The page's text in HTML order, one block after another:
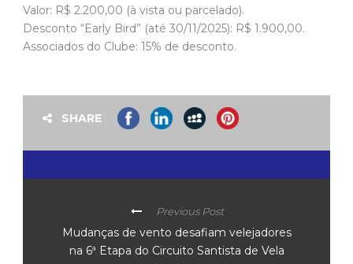
Valor: R$ 2.200,00 (à vista ou parcelado).
Desconto “Early Bird” (até 30/11/2025): R$ 1.900,00.
Associados do Clube: 15% de desconto.
SHARE
Previous Post
Mudanças de vento desafiam velejadores
na 6ª Etapa do Circuito Santista de Vela